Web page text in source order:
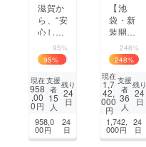
滋賀か
ら、“安
心して
働ける
夜”を。
「ラウ
ンジ
宙-sor
a-」開
ジェク
ト
95%
95%
現在
958
,00
0円
支援
者
15
人
残り
24
日
958,0
00円
24
日
【池
袋・新
装開
店】メ
イド服
一新で
迎える
新生Ba
r、応
援大募
集！
248%
248%
現在
1,7
42,
000
円
支援
者
36
人
残り
24
日
1,742,
000円
24
日